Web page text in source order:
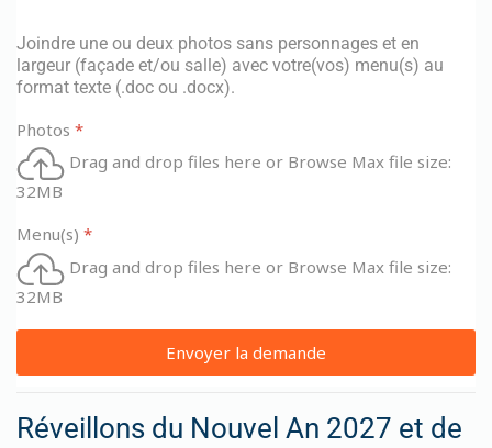
Joindre une ou deux photos sans personnages et en
largeur (façade et/ou salle) avec votre(vos) menu(s) au
format texte (.doc ou .docx).
Photos *
Drag and drop files here or Browse Max file size:
32MB
Menu(s) *
Drag and drop files here or Browse Max file size:
32MB
Envoyer la demande
Réveillons du Nouvel An 2027 et de